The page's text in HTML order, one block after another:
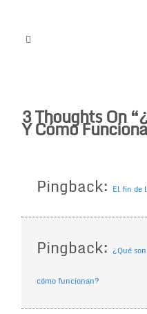
3 Thoughts On “
Y Cómo
Pingback: El fin de
Pingback: ¿Qué
cómo funcionan?